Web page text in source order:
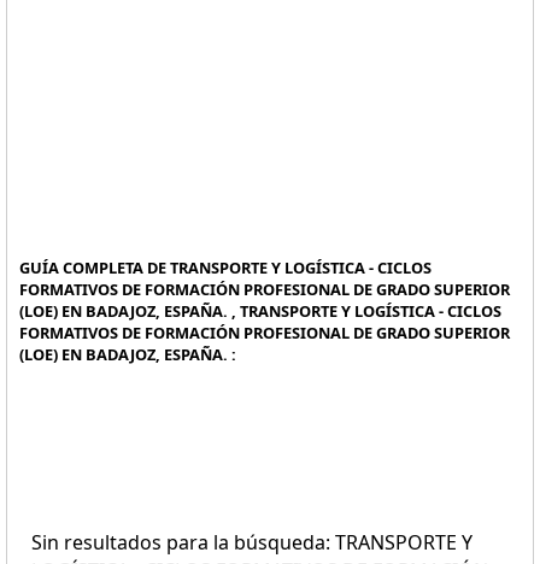
GUÍA COMPLETA DE TRANSPORTE Y LOGÍSTICA - CICLOS
FORMATIVOS DE FORMACIÓN PROFESIONAL DE GRADO SUPERIOR
(LOE) EN BADAJOZ, ESPAÑA. , TRANSPORTE Y LOGÍSTICA - CICLOS
FORMATIVOS DE FORMACIÓN PROFESIONAL DE GRADO SUPERIOR
(LOE) EN BADAJOZ, ESPAÑA. :
Sin resultados para la búsqueda: TRANSPORTE Y